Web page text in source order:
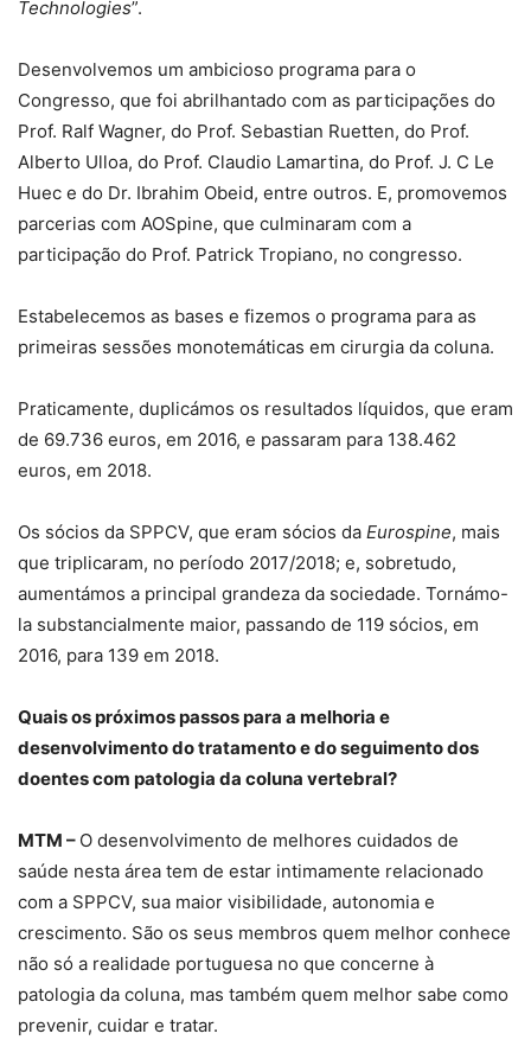
Technologies”.
Desenvolvemos um ambicioso programa para o
Congresso, que foi abrilhantado com as participações do
Prof. Ralf Wagner, do Prof. Sebastian Ruetten, do Prof.
Alberto Ulloa, do Prof. Claudio Lamartina, do Prof. J. C Le
Huec e do Dr. Ibrahim Obeid, entre outros. E, promovemos
parcerias com AOSpine, que culminaram com a
participação do Prof. Patrick Tropiano, no congresso.
Estabelecemos as bases e fizemos o programa para as
primeiras sessões monotemáticas em cirurgia da coluna.
Praticamente, duplicámos os resultados líquidos, que eram
de 69.736 euros, em 2016, e passaram para 138.462
euros, em 2018.
Os sócios da SPPCV, que eram sócios da Eurospine, mais
que triplicaram, no período 2017/2018; e, sobretudo,
aumentámos a principal grandeza da sociedade. Tornámo-
la substancialmente maior, passando de 119 sócios, em
2016, para 139 em 2018.
Quais os próximos passos para a melhoria e
desenvolvimento do tratamento e do seguimento dos
doentes com patologia da coluna vertebral?
MTM – O desenvolvimento de melhores cuidados de
saúde nesta área tem de estar intimamente relacionado
com a SPPCV, sua maior visibilidade, autonomia e
crescimento. São os seus membros quem melhor conhece
não só a realidade portuguesa no que concerne à
patologia da coluna, mas também quem melhor sabe como
prevenir, cuidar e tratar.